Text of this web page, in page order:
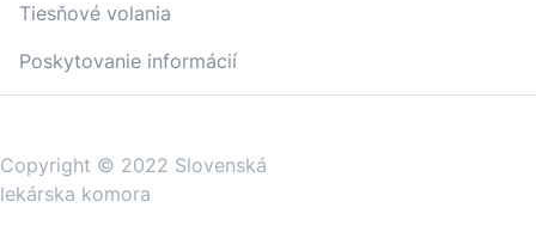
Tiesňové volania
Poskytovanie informácií
Copyright © 2022 Slovenská
lekárska komora